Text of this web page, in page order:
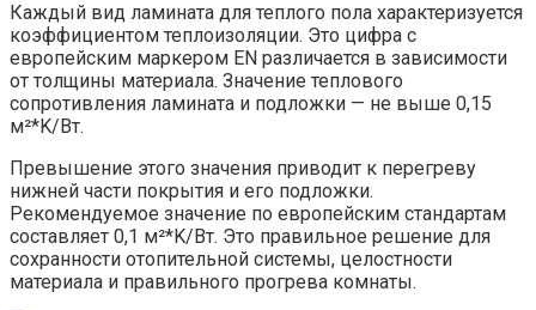
Каждый вид ламината для теплого пола характеризуется
коэффициентом теплоизоляции. Это цифра с
европейским маркером EN различается в зависимости
от толщины материала. Значение теплового
сопротивления ламината и подложки — не выше 0,15
м²*K/Вт.
Превышение этого значения приводит к перегреву
нижней части покрытия и его подложки.
Рекомендуемое значение по европейским стандартам
составляет 0,1 м²*K/Вт. Это правильное решение для
сохранности отопительной системы, целостности
материала и правильного прогрева комнаты.